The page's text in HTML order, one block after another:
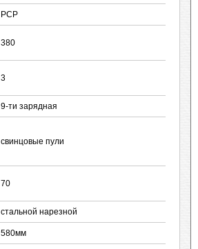
PCP
380
3
9-ти зарядная
свинцовые пули
70
стальной нарезной
580мм